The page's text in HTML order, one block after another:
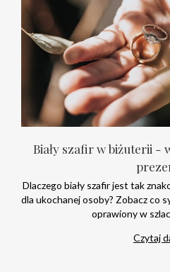
Biały szafir w biżuterii -
Dlaczego biały szafir jest tak
dla ukochanej osoby? Zobacz co
oprawiony w
Czytaj